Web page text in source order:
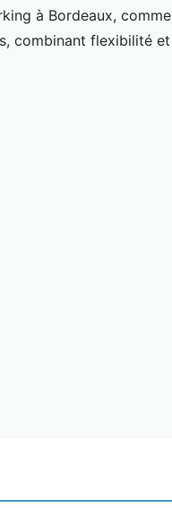
à Bordeaux, comme
combinant flexibilité et